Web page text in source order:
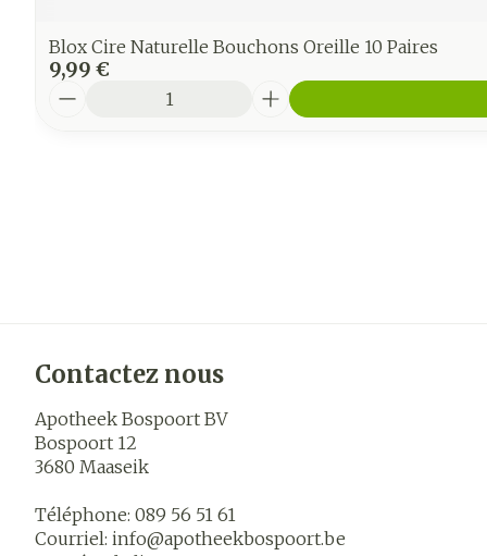
Blox Cire Naturelle Bouchons Oreille 10 Paires
9,99 €
Contactez nous
Apotheek Bospoort BV
Bospoort 12
3680 Maaseik
Téléphone: 089 56 51 61
Courriel: info@apotheekbospoort.be